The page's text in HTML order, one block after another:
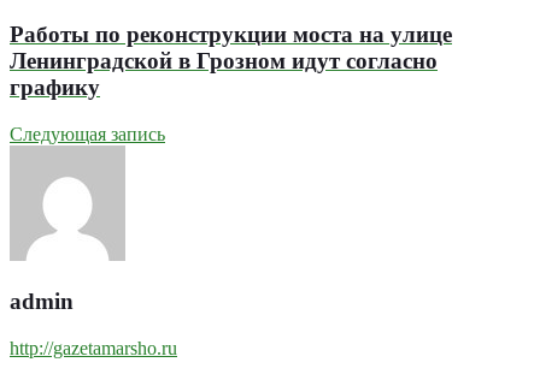
Работы по реконструкции моста на улице
Ленинградской в Грозном идут согласно
графику
Следующая запись
admin
http://gazetamarsho.ru